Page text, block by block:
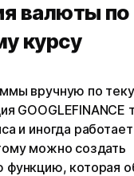
валюты по
курсу
вручную по
GOOGLEFINANCE
и иногда работает
можно создать
функцию, которая